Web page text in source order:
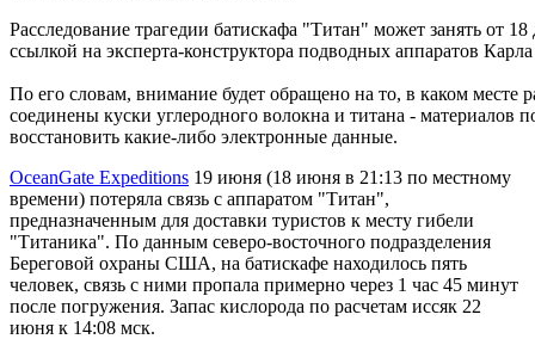
Расследование трагедии батискафа "Титан" может занять от
ссылкой на эксперта-конструктора подводных аппаратов
По его словам, внимание будет обращено на то, в каком месте
соединены куски углеродного волокна и титана - материалов
восстановить какие-либо электронные данные.
OceanGate Expeditions 19 июня (18 июня в 21:13 по местному
времени) потеряла связь с аппаратом "Титан",
предназначенным для доставки туристов к месту гибели
"Титаника". По данным северо-восточного подразделения
Береговой охраны США, на батискафе находилось пять
человек, связь с ними пропала примерно через 1 час 45 минут
после погружения. Запас кислорода по расчетам иссяк 22
июня к 14:08 мск.